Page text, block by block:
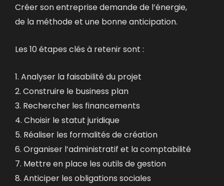
Créer son entreprise demande de l’énergie,
de la méthode et une bonne anticipation.
Les 10 étapes clés à retenir sont :
1. Analyser la faisabilité du projet
2. Construire le business plan
3. Rechercher les financements
4. Choisir le statut juridique
5. Réaliser les formalités de création
6. Organiser l’administratif et la comptabilité
7. Mettre en place les outils de gestion
8. Anticiper les obligations sociales